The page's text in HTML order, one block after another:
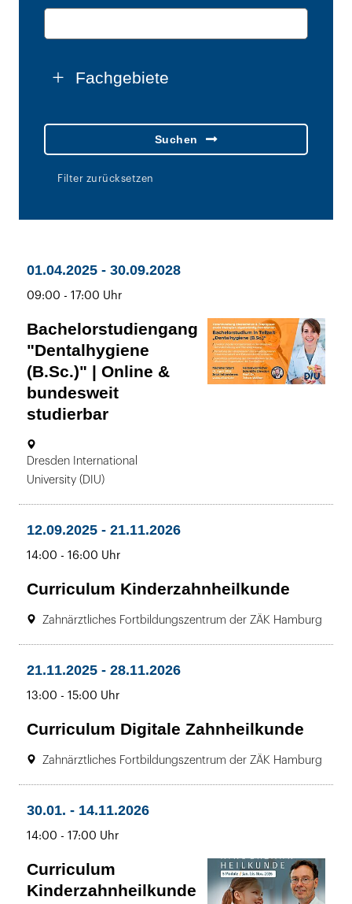
Fachgebiete
01.04.2025 bis
- 30.09.2028
09:00 bis
- 17:00 Uhr
Bachelorstudiengang
"Dentalhygiene
(B.Sc.)" | Online &
bundesweit
studierbar
01.04.2025
bis
-
30.09.2028
bis
-
17:00
Ort:
Dresden International
University (DIU)
12.09.2025 bis
- 21.11.2026
14:00 bis
- 16:00 Uhr
Curriculum Kinderzahnheilkunde
12.09.2025
-
21.11.2026
16:00
Ort:
Zahnärztliches Fortbildungszentrum der ZÄK Hamburg
21.11.2025 bis
- 28.11.2026
13:00 bis
- 15:00 Uhr
Curriculum Digitale Zahnheilkunde
21.11.2025
-
28.11.2026
15:00
Uhr
Ort:
Zahnärztliches Fortbildungszentrum der ZÄK Hamburg
30.01. bis
- 14.11.2026
14:00 bis
- 17:00 Uhr
Curriculum
Kinderzahnheilkunde